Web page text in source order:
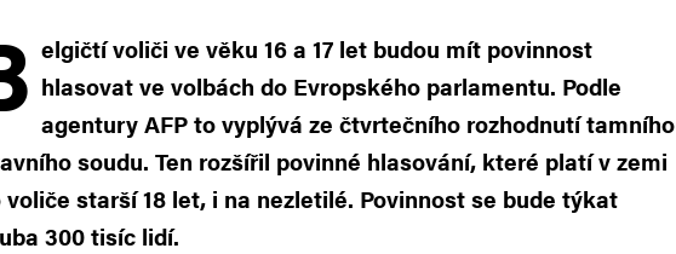
elgičtí voliči ve věku 16 a 17 let budou mít povinnost
hlasovat ve volbách do Evropského parlamentu. Podle
agentury AFP to vyplývá ze čtvrtečního rozhodnutí tamního
soudu. Ten rozšířil povinné hlasování, které platí v zemi
voliče starší 18 let, i na nezletilé. Povinnost se bude týkat
300 tisíc lidí.